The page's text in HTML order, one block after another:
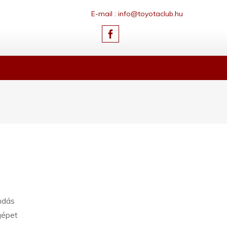
E-mail : info@toyotaclub.hu